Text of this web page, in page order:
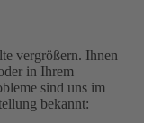
vergrößern. Ihnen
in Ihrem
sind uns im
bekannt: